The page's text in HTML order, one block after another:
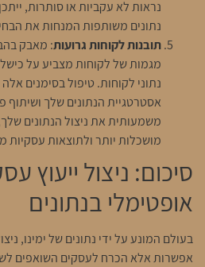
נראות לא עקביות או סותרות,
נתונים משותפות המנחות את
תובנות לקוחות גרועות: מאבק
מגמות של לקוחות מצביע על
נתוני לקוחות. טיפול בסימנים
אסטרטגיית הנתונים שלך
משמעותית את ניצול הנתונים
מושכלות יותר ולתוצאות עסקיות
סיכום: ניצול ייעוץ
אופטימלי בנתונים
בעולם המונע על ידי נתונים של ימינו,
אפשרות אלא הכרח לעסקים השואפים